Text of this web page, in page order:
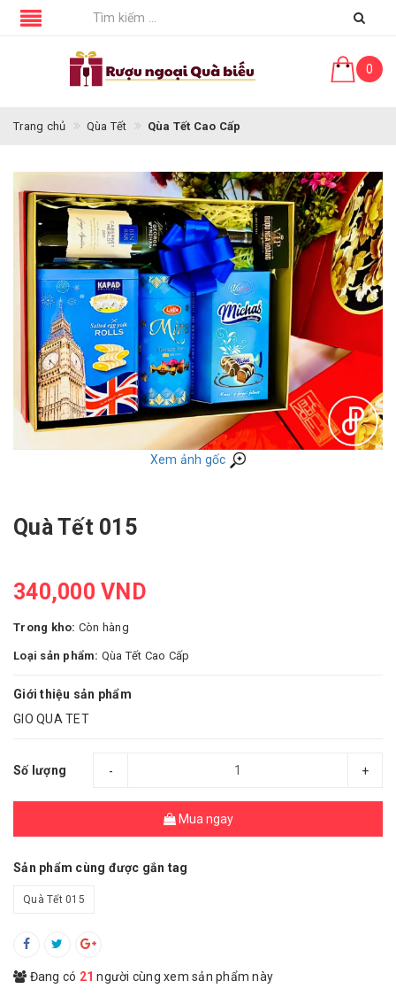
0
Trang chủ Qùa Tết Qùa Tết Cao Cấp
Xem ảnh gốc
Quà Tết 015
340,000 VND
Trong kho: Còn hàng
Loại sản phẩm: Qùa Tết Cao Cấp
Giới thiệu sản phẩm
GIO QUA TET
Số lượng - +
Mua ngay
Sản phẩm cùng được gắn tag
Quà Tết 015
Đang có 21 người cùng xem sản phẩm này